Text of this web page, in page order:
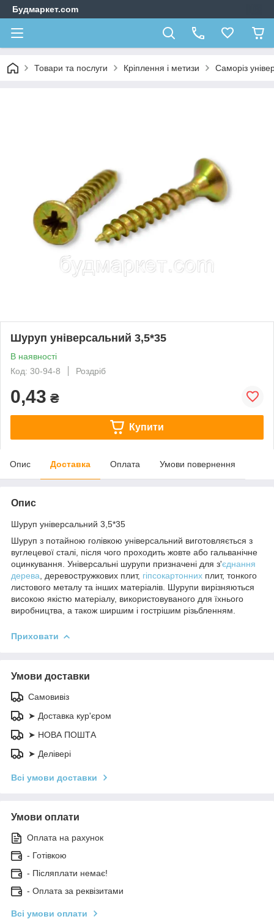
Будмаркет.com
Товари та послуги Кріплення і метизи Саморіз
Шуруп універсальний 3,5*35
В наявності
Код: 30-94-8
Роздріб
0,43 ₴
Купити
Опис Доставка Оплата Умови повернення
Опис
Шуруп універсальний 3,5*35
Шуруп з потайною голівкою універсальний виготовляється з
вуглецевої сталі, після чого проходить жовте або гальванічне
оцинкування. Універсальні шурупи призначені для з'єднання
дерева , деревостружкових плит, гіпсокартонних плит, тонкого
листового металу та інших матеріалів. Шурупи вирізняються
високою якістю матеріалу, використовуваного для їхнього
виробництва, а також ширшим і гострішим різьбленням.
Приховати
Умови доставки
Самовивіз
➤ Доставка кур'єром
➤ НОВА ПОШТА
➤ Делівері
Всі умови доставки
Умови оплати
Оплата на рахунок
- Готівкою
- Післяплати немає!
- Оплата за реквізитами
Всі умови оплати